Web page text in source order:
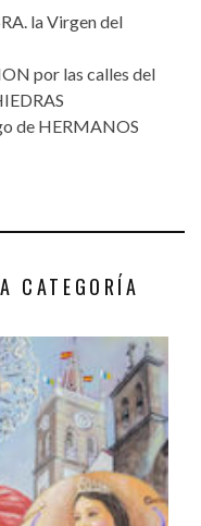
la Virgen del
por las calles del
de HERMANOS
CATEGORÍA